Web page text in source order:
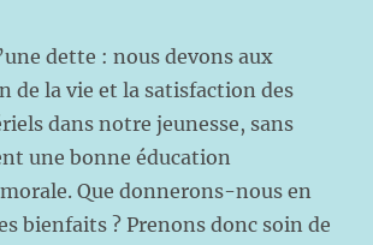
dette : nous devons aux
de la vie et la satisfaction des
dans notre jeunesse, sans
une bonne éducation
Que donnerons-nous en
bienfaits ? Prenons donc soin de